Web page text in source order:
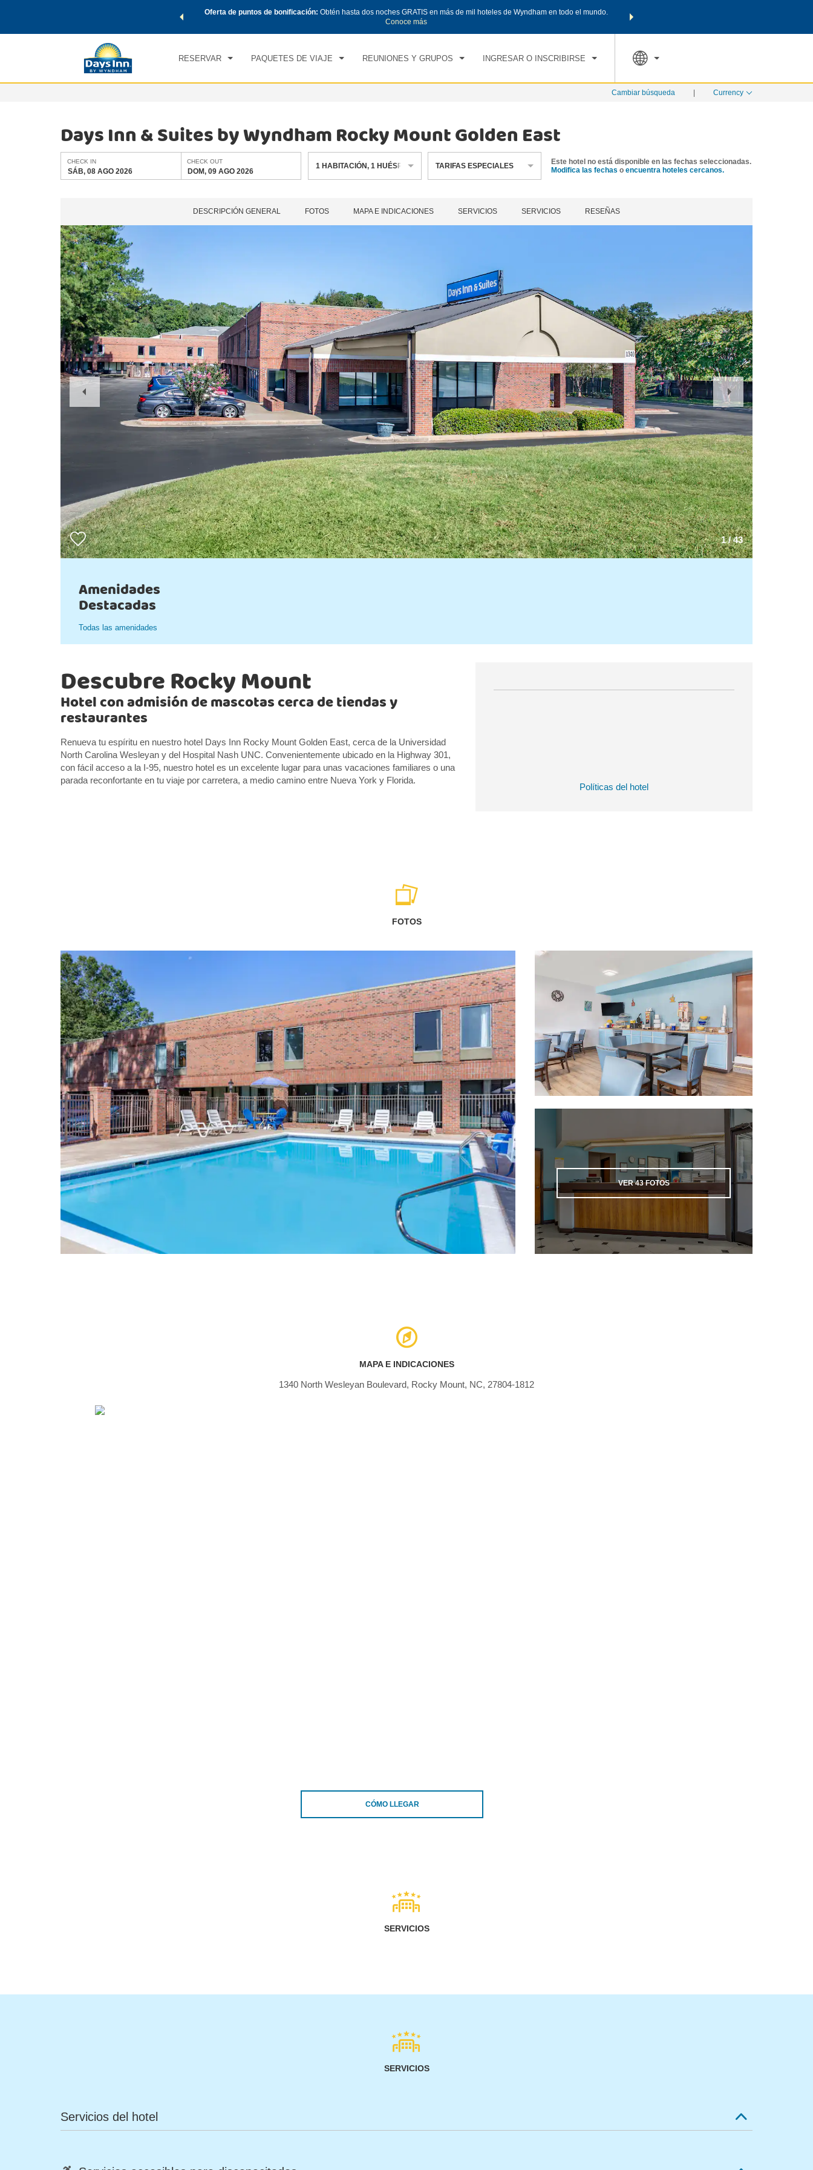
de Wyndham, además, gana puntos Wyndham Rewards
Oferta de puntos de bonificación:Obtén hasta dos noches GRATIS en más de mil hoteles de Wyndham en todo el mundo.
Conoce más
Agrupa tu hotel, vuelos y mucho más con los Paquetes de
RESERVAR PAQUETES DE VIAJE REUNIONES Y GRUPOS INGRESAR O INSCRIBIRSE
CHECK IN CHECK OUT
DOM, 09 AGO 2026
TARIFAS ESPECIALES
Cambiar búsqueda Currency
Days Inn & Suites by Wyndham Rocky Mount Golden East
CHECK IN
SÁB, 08 AGO 2026
CHECK OUT
DOM, 09 AGO 2026
1 HABITACIÓN,1 HUÉSPED TARIFAS ESPECIALES
Este hotel no está disponible en las fechas seleccionadas.
Modifica las fechas o encuentra hoteles cercanos.
DESCRIPCIÓN GENERAL FOTOS MAPA E INDICACIONES SERVICIOS SERVICIOS RESEÑAS
1/43
Previous
Slide
Next
Slide
Amenidades
Destacadas
Todas las amenidades
Políticas del hotel
Descubre Rocky Mount
Hotel con admisión de mascotas cerca de tiendas y
restaurantes
Renueva tu espíritu en nuestro hotel Days Inn Rocky Mount Golden East, cerca de la Universidad
North Carolina Wesleyan y del Hospital Nash UNC. Convenientemente ubicado en la Highway 301,
con fácil acceso a la I-95, nuestro hotel es un excelente lugar para unas vacaciones familiares o una
parada reconfortante en tu viaje por carretera, a medio camino entre Nueva York y Florida.
FOTOS
VER43FOTOS
MAPA E INDICACIONES
1340 North Wesleyan Boulevard, Rocky Mount, NC, 27804-1812
CÓMO LLEGAR
SERVICIOS
SERVICIOS
Servicios del hotel